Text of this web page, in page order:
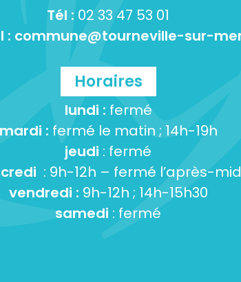
Tél : 02 33 47 53 01
: commune@tourneville-sur-
Horaires
lundi : fermé
mardi : fermé le matin ; 14h-19h
jeudi : fermé
: 9h-12h – fermé l’après-
vendredi : 9h-12h ; 14h-15h30
samedi : fermé